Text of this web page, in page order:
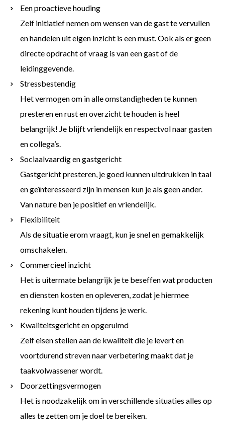
Een proactieve houding
Zelf initiatief nemen om wensen van de gast te vervullen
en handelen uit eigen inzicht is een must. Ook als er geen
directe opdracht of vraag is van een gast of de
leidinggevende.
Stressbestendig
Het vermogen om in alle omstandigheden te kunnen
presteren en rust en overzicht te houden is heel
belangrijk! Je blijft vriendelijk en respectvol naar gasten
en collega’s.
Sociaalvaardig en gastgericht
Gastgericht presteren, je goed kunnen uitdrukken in taal
en geïnteresseerd zijn in mensen kun je als geen ander.
Van nature ben je positief en vriendelijk.
Flexibiliteit
Als de situatie erom vraagt, kun je snel en gemakkelijk
omschakelen.
Commercieel inzicht
Het is uitermate belangrijk je te beseffen wat producten
en diensten kosten en opleveren, zodat je hiermee
rekening kunt houden tijdens je werk.
Kwaliteitsgericht en opgeruimd
Zelf eisen stellen aan de kwaliteit die je levert en
voortdurend streven naar verbetering maakt dat je
taakvolwassener wordt.
Doorzettingsvermogen
Het is noodzakelijk om in verschillende situaties alles op
alles te zetten om je doel te bereiken.